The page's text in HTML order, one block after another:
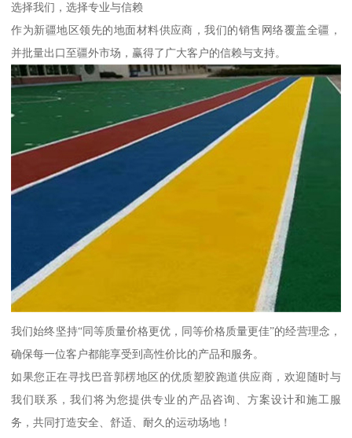
选择我们，选择专业与信赖
作为新疆地区领先的地面材料供应商，我们的销售网络覆盖全疆，
并批量出口至疆外市场，赢得了广大客户的信赖与支持。
我们始终坚持“同等质量价格更优，同等价格质量更佳”的经营理念，
确保每一位客户都能享受到高性价比的产品和服务。
如果您正在寻找巴音郭楞地区的优质塑胶跑道供应商，欢迎随时与
我们联系，我们将为您提供专业的产品咨询、方案设计和施工服
务，共同打造安全、舒适、耐久的运动场地！